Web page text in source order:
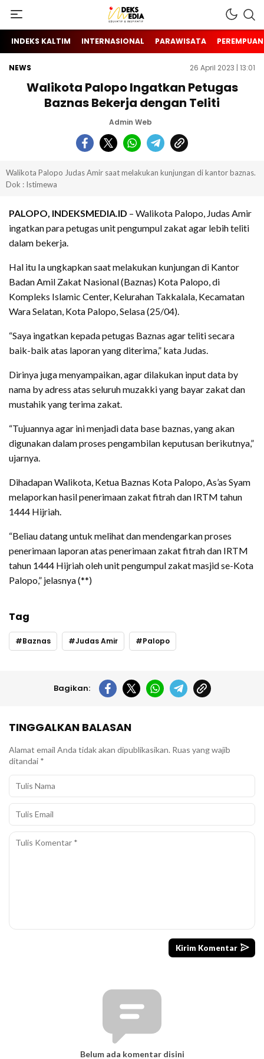
INDEKS MEDIA
Berita Hari Ini Di Indonesia & Internasional
INDEKS KALTIM INTERNASIONAL PARAWISATA
NEWS 26 April 2023 | 13:01
Walikota Palopo Ingatkan Petugas
Baznas Bekerja dengan Teliti
Admin Web
Walikota Palopo Judas Amir saat melakukan kunjungan di kantor baznas.
Dok : Istimewa
PALOPO, INDEKSMEDIA.ID – Walikota Palopo, Judas Amir
ingatkan para petugas unit pengumpul zakat agar lebih teliti
dalam bekerja.
Hal itu Ia ungkapkan saat melakukan kunjungan di Kantor
Badan Amil Zakat Nasional (Baznas) Kota Palopo, di
Kompleks Islamic Center, Kelurahan Takkalala, Kecamatan
Wara Selatan, Kota Palopo, Selasa (25/04).
“Saya ingatkan kepada petugas Baznas agar teliti secara
baik-baik atas laporan yang diterima,” kata Judas.
Dirinya juga menyampaikan, agar dilakukan input data by
nama by adress atas seluruh muzakki yang bayar zakat dan
mustahik yang terima zakat.
“Tujuannya agar ini menjadi data base baznas, yang akan
digunakan dalam proses pengambilan keputusan berikutnya,”
ujarnya.
Dihadapan Walikota, Ketua Baznas Kota Palopo, As’as Syam
melaporkan hasil penerimaan zakat fitrah dan IRTM tahun
1444 Hijriah.
“Beliau datang untuk melihat dan mendengarkan proses
penerimaan laporan atas penerimaan zakat fitrah dan IRTM
tahun 1444 Hijriah oleh unit pengumpul zakat masjid se-Kota
Palopo,” jelasnya (**)
Tag
Baznas Judas Amir Palopo
Bagikan:
TINGGALKAN BALASAN
Alamat email Anda tidak akan dipublikasikan. Ruas yang wajib
ditandai *
Belum ada komentar disini